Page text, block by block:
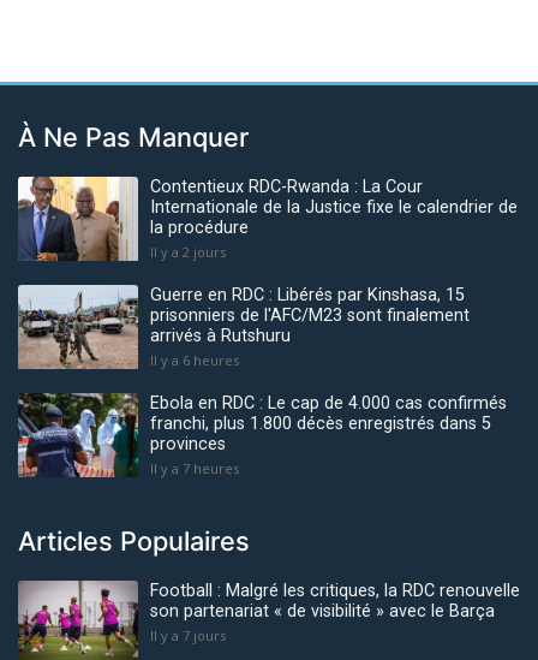
À Ne Pas Manquer
Contentieux RDC-Rwanda : La Cour
Internationale de la Justice fixe le calendrier de
la procédure
Il y a 2 jours
Guerre en RDC : Libérés par Kinshasa, 15
prisonniers de l'AFC/M23 sont finalement
arrivés à Rutshuru
Il y a 6 heures
Ebola en RDC : Le cap de 4.000 cas confirmés
franchi, plus 1.800 décès enregistrés dans 5
provinces
Il y a 7 heures
Articles Populaires
Football : Malgré les critiques, la RDC renouvelle
son partenariat « de visibilité » avec le Barça
Il y a 7 jours